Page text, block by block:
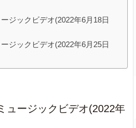
ジックビデオ(2022年6月18日
ジックビデオ(2022年6月25日
ュージックビデオ(2022年